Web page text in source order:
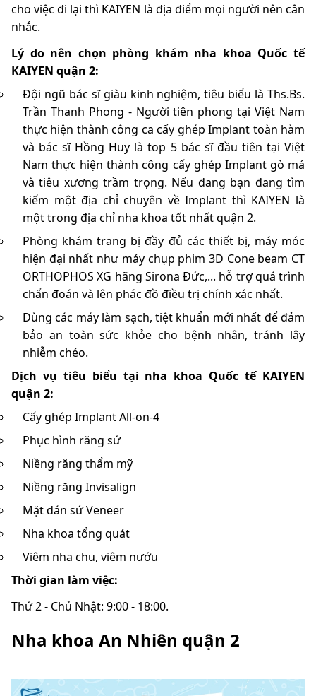
cho việc đi lại thì KAIYEN là địa điểm mọi người nên cân
nhắc.
Lý do nên chọn phòng khám nha khoa Quốc tế
KAIYEN quận 2:
Đội ngũ bác sĩ giàu kinh nghiệm, tiêu biểu là Ths.Bs.
Trần Thanh Phong - Người tiên phong tại Việt Nam
thực hiện thành công ca cấy ghép Implant toàn hàm
và bác sĩ Hồng Huy là top 5 bác sĩ đầu tiên tại Việt
Nam thực hiện thành công cấy ghép Implant gò má
và tiêu xương trầm trọng. Nếu đang bạn đang tìm
kiếm một địa chỉ chuyên về Implant thì KAIYEN là
một trong địa chỉ nha khoa tốt nhất quận 2.
Phòng khám trang bị đầy đủ các thiết bị, máy móc
hiện đại nhất như máy chụp phim 3D Cone beam CT
ORTHOPHOS XG hãng Sirona Đức,... hỗ trợ quá trình
chẩn đoán và lên phác đồ điều trị chính xác nhất.
Dùng các máy làm sạch, tiệt khuẩn mới nhất để đảm
bảo an toàn sức khỏe cho bệnh nhân, tránh lây
nhiễm chéo.
Dịch vụ tiêu biểu tại nha khoa Quốc tế KAIYEN
quận 2:
Cấy ghép Implant All-on-4
Phục hình răng sứ
Niềng răng thẩm mỹ
Niềng răng Invisalign
Mặt dán sứ Veneer
Nha khoa tổng quát
Viêm nha chu, viêm nướu
Thời gian làm việc:
Thứ 2 - Chủ Nhật: 9:00 - 18:00.
Nha khoa An Nhiên quận 2